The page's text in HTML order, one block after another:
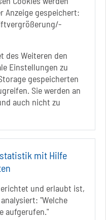
Anzeige gespeichert:
des Weiteren den
Einstellungen zu
gespeicherten
Sie werden an
auch nicht zu
mit Hilfe
und erlaubt ist,
"Welche
aufgerufen."